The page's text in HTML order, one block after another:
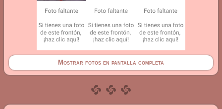
Mostrar fotos en pantalla completa